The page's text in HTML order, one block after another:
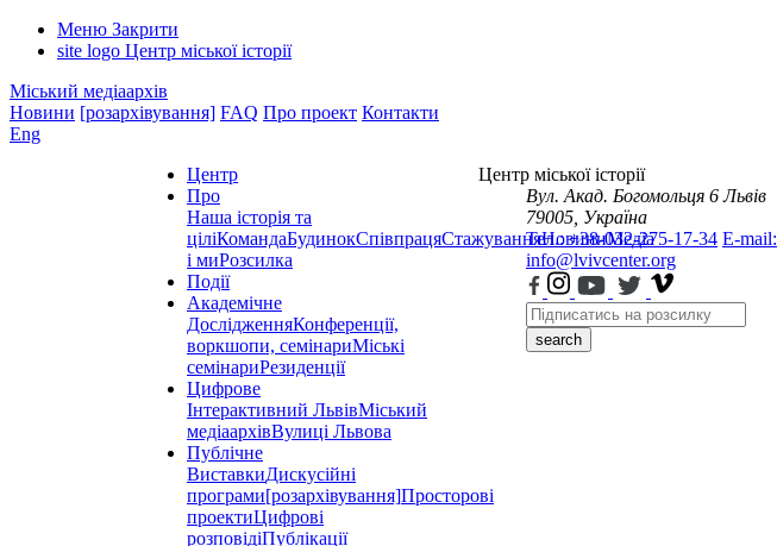
Меню Закрити
site logo Центр міської історії
Міський медіаархів
Новини [розархівування] FAQ Про проект Контакти
Eng
Центр
Про
Наша історія та
ціліКомандаБудинокСпівпрацяСтажуванняНовиниМедіа
і миРозсилка
Події
Академічне
ДослідженняКонференції,
воркшопи, семінариМіські
семінариРезиденції
Цифрове
Інтерактивний ЛьвівМіський
медіаархівВулиці Львова
Публічне
ВиставкиДискусійні
програми[розархівування]Просторові
проектиЦифрові
розповідіПублікації
Центр міської історії
Вул. Акад. Богомольця 6 Львів
79005, Україна
Тел.: +38-032-275-17-34 E-mail:
info@lvivcenter.org
search